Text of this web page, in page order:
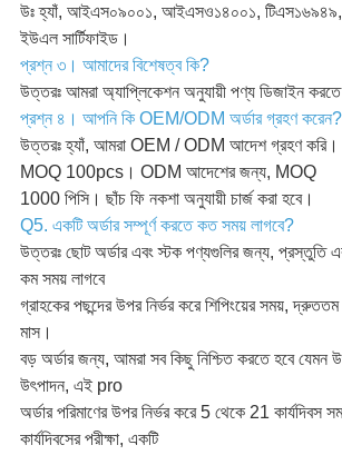
উঃ হ্যাঁ, আইএস০৯০০১, আইএসও১৪০০১,
ইউএল সার্টিফাইড।
প্রশ্ন ৩। আমাদের বিশেষত্ব কি?
উত্তরঃ আমরা অ্যাপ্লিকেশন অনুযায়ী পণ্য ডিজাইন করতে
প্রশ্ন ৪। আপনি কি OEM/ODM অর্ডার গ্রহণ করেন?
উত্তরঃ হ্যাঁ, আমরা OEM / ODM আদেশ গ্রহণ
MOQ 100pcs। ODM আদেশের জন্য, MOQ
1000 পিসি। ছাঁচ ফি নকশা অনুযায়ী চার্জ করা হবে।
Q5. একটি অর্ডার সম্পূর্ণ করতে কত সময় লাগবে?
উত্তরঃ ছোট অর্ডার এবং স্টক পণ্যগুলির জন্য, প্রস্তুতি
কম সময় লাগবে
গ্রাহকের পছন্দের উপর নির্ভর করে শিপিংয়ের সময়,
মাস।
বড় অর্ডার জন্য, আমরা সব কিছু নিশ্চিত করতে হবে যেমন
উৎপাদন, এই pro
অর্ডার পরিমাণের উপর নির্ভর করে 5 থেকে 21 কার্যদিবস
কার্যদিবসের পরীক্ষা, একটি